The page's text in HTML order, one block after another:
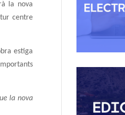
la nova
centre
estiga
la nova